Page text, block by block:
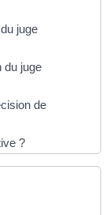
juge
du juge
de
?